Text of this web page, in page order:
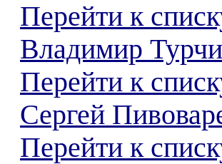
Перейти к
Владимир
Перейти к
Сергей
Перейти к